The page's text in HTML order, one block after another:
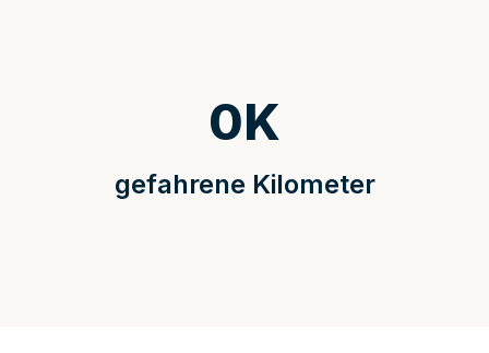
gefahrene Kilometer
0K